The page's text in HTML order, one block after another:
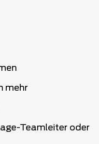
mehr
Teamleiter oder